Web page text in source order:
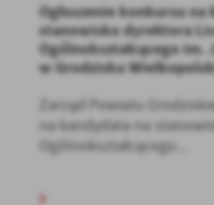
Ogłoszenie konkursu na
stanowisko dyrektora
Ogólnokształcącego im.
w Grodzisku
Zarząd Powiatu
na kandydata na
Ogólnokształcącego...